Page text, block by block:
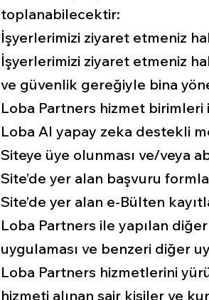
toplanabilecektir:
İşyerlerimizi ziyaret etmeniz
İşyerlerimizi ziyaret etmeniz
ve güvenlik gereğiyle bina
Loba Partners hizmet birimleri
Loba AI yapay zeka destekli
Siteye üye olunması ve/veya
Site’de yer alan başvuru
Site’de yer alan e-Bülten
Loba Partners ile yapılan
uygulaması ve benzeri diğer
Loba Partners hizmetlerini
hizmeti alınan sair kişiler ve